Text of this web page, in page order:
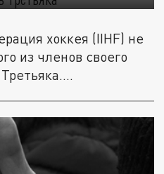
хоккея (IIHF) не
из членов своего